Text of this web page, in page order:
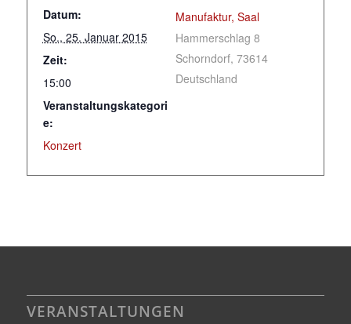
Datum:
So., 25. Januar 2015
Zeit:
15:00
Veranstaltungskategori
e:
Konzert
Manufaktur, Saal
Hammerschlag 8
Schorndorf, 73614
Deutschland
VERANSTALTUNGEN